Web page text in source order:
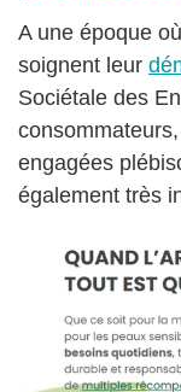
A une époque
soignent leur
Sociétale des
engagées
également très